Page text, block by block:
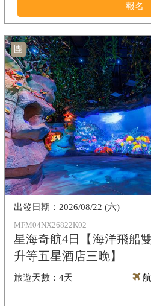
報名
團
MFM04NX26822K02
星海奇航4日【海洋飛船
升等五星酒店三晚】
4天
2026/08/22 (六)